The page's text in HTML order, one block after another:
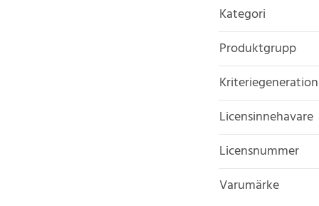
Kategori
Produktgrupp
Kriteriegeneration
Licensinnehavare
Licensnummer
Varumärke